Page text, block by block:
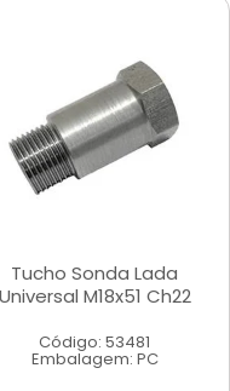
Tucho Sonda Lada
Universal M18x51 Ch22
Código: 53481
Embalagem: PC